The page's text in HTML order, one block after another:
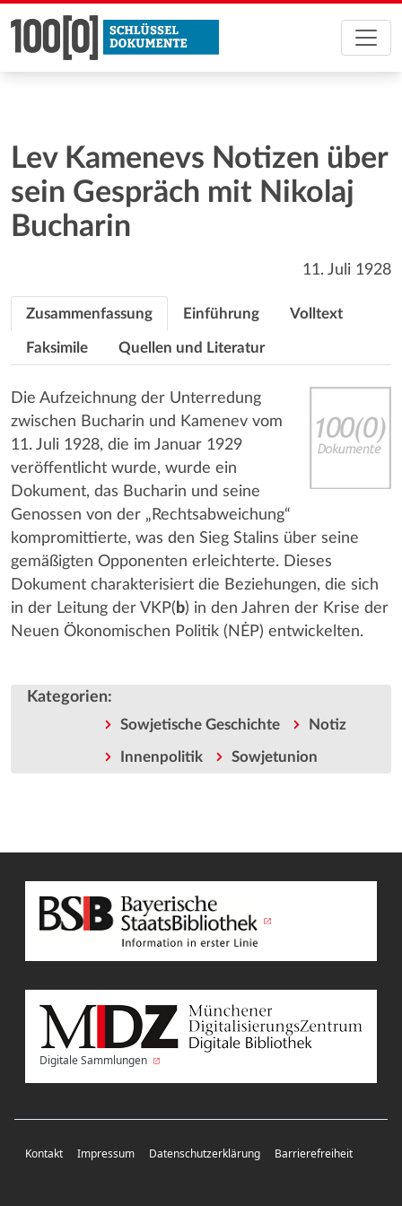
Lev Kamenevs Notizen über
sein Gespräch mit Nikolaj
Bucharin
11. Juli 1928
Zusammenfassung Einführung Volltext
Faksimile Quellen und Literatur
Die Aufzeichnung der Unterredung
zwischen Bucharin und Kamenev vom
11. Juli 1928, die im Januar 1929
veröffentlicht wurde, wurde ein
Dokument, das Bucharin und seine
Genossen von der „Rechtsabweichung“
kompromittierte, was den Sieg Stalins über seine
gemäßigten Opponenten erleichterte. Dieses
Dokument charakterisiert die Beziehungen, die sich
in der Leitung der VKP( b) in den Jahren der Krise der
Neuen Ökonomischen Politik (NĖP) entwickelten.
Kategorien:
Sowjetische Geschichte Notiz
Innenpolitik Sowjetunion
Digitale Sammlungen
Kontakt Impressum Datenschutzerklärung Barrierefreiheit